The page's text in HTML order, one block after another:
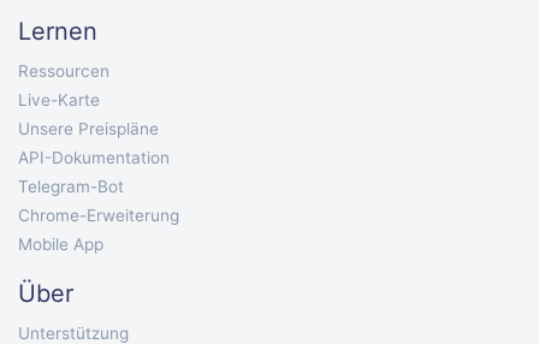
Lernen
Ressourcen
Live-Karte
Unsere Preispläne
API-Dokumentation
Telegram-Bot
Chrome-Erweiterung
Mobile App
Über
Unterstützung